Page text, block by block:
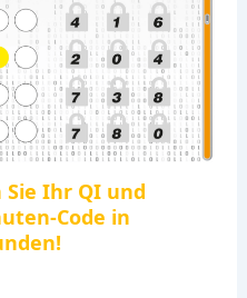
Ihr QI und
Code in